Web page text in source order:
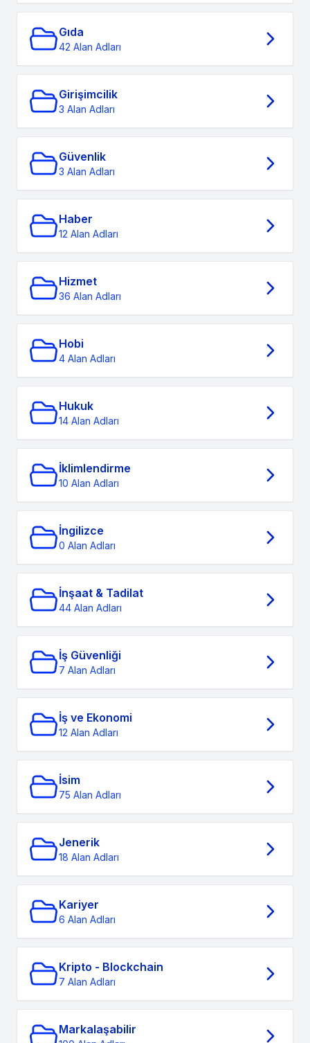
Gıda
42 Alan Adları
Girişimcilik
3 Alan Adları
Güvenlik
3 Alan Adları
Haber
12 Alan Adları
Hizmet
36 Alan Adları
Hobi
4 Alan Adları
Hukuk
14 Alan Adları
İklimlendirme
10 Alan Adları
İngilizce
0 Alan Adları
İnşaat & Tadilat
44 Alan Adları
İş Güvenliği
7 Alan Adları
İş ve Ekonomi
12 Alan Adları
İsim
75 Alan Adları
Jenerik
18 Alan Adları
Kariyer
6 Alan Adları
Kripto - Blockchain
7 Alan Adları
Markalaşabilir